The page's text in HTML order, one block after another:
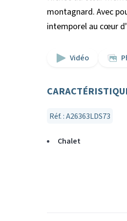
montagnard. Avec
intemporel au cœur
Vidéo
Réf. : A26363LDS73
Chalet